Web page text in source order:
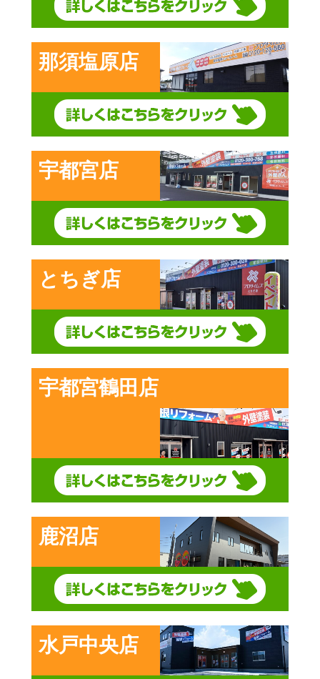
那須塩原店
宇都宮店
とちぎ店
宇都宮鶴田店
鹿沼店
水戸中央店